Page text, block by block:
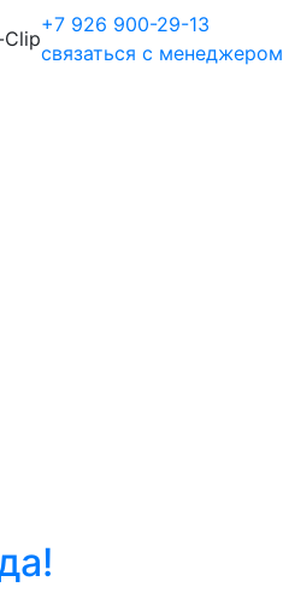
+7 926 900-29-13
связаться с менеджером